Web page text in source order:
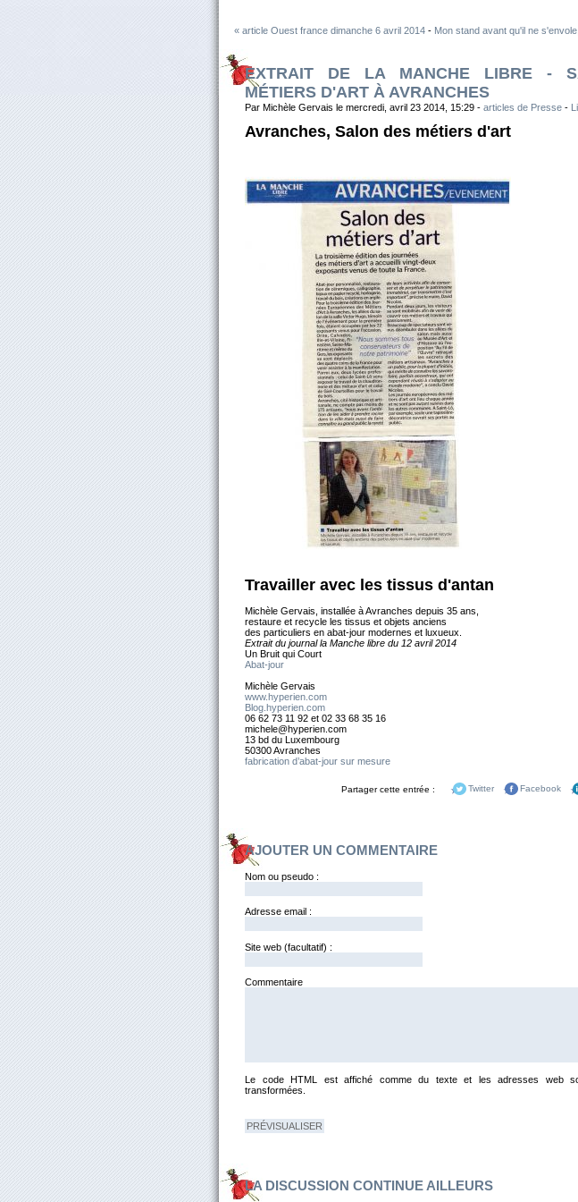
« article Ouest france dimanche 6 avril 2014 - Mon stand avant qu'il ne
EXTRAIT DE LA MANCHE LIBRE -
MÉTIERS D'ART À AVRANCHES
Par Michèle Gervais le mercredi, avril 23 2014, 15:29 - articles de Presse -
Avranches, Salon des métiers d'art
Travailler avec les tissus d'antan
Michèle Gervais, installée à Avranches depuis 35 ans,
restaure et recycle les tissus et objets anciens
des particuliers en abat-jour modernes et luxueux.
Extrait du journal la Manche libre du 12 avril 2014
Un Bruit qui Court
Abat-jour
Michèle Gervais
www.hyperien.com
Blog.hyperien.com
06 62 73 11 92 et 02 33 68 35 16
michele@hyperien.com
13 bd du Luxembourg
50300 Avranches
fabrication d’abat-jour sur mesure
Partager cette entrée : Twitter Facebook
AJOUTER UN COMMENTAIRE
Nom ou pseudo :
Adresse email :
Site web (facultatif) :
Le code HTML est affiché comme du texte et les adresses web
transformées.
LA DISCUSSION CONTINUE AILLEURS